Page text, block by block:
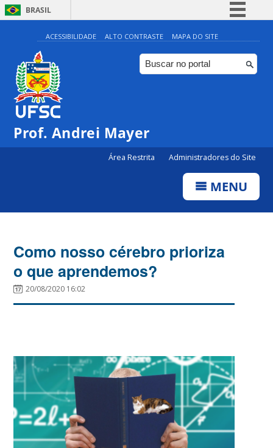
BRASIL
Simplifique!
Comunica BR
Participe
ACESSIBILIDADE ALTO CONTRASTE MAPA DO SITE
Prof. Andrei Mayer
Área Restrita Administradores do Site
MENU
Como nosso cérebro prioriza
o que aprendemos?
20/08/2020 16:02